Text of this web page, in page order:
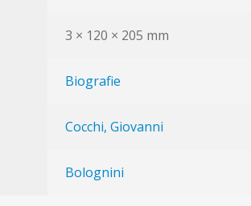
3 × 120 × 205 mm
Biografie
Cocchi, Giovanni
Bolognini